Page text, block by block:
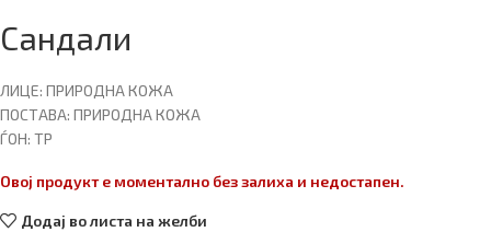
Сандали
ЛИЦЕ: ПРИРОДНА КОЖА
ПОСТАВА: ПРИРОДНА КОЖА
ЃОН: ТР
Овој продукт е моментално без залиха и недостапен.
Додај во листа на желби